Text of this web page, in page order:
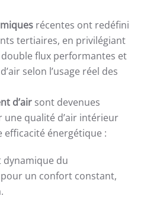
récentes ont redéfini
tertiaires, en privilégiant
flux performantes et
selon l’usage réel des
d’air sont devenues
qualité d’air intérieur
énergétique :
du
un confort constant,